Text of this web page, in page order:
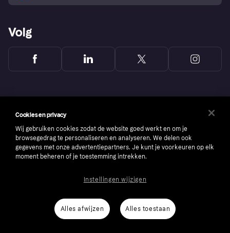
Volg
number: 556737-0431
Cookies Klarna.com
Cookies en privacy
Wij gebruiken cookies zodat de website goed werkt en om je
browsegedrag te personaliseren en analyseren. We delen ook
gegevens met onze advertentiepartners. Je kunt je voorkeuren op elk
moment beheren of je toestemming intrekken.
Alles afwijzen Alles toestaan
Instellingen wijzigen